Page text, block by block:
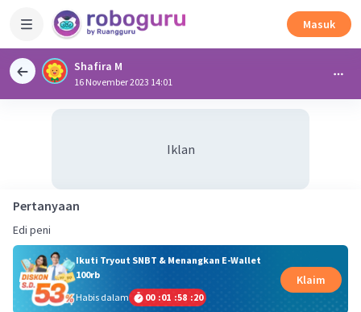
Masuk
Shafira M
16 November 2023 14:01
Iklan
Pertanyaan
Edi peni
Ikuti Tryout SNBT & Menangkan E-Wallet
100rb
Habis dalam
00 :01 :58 :19
Klaim